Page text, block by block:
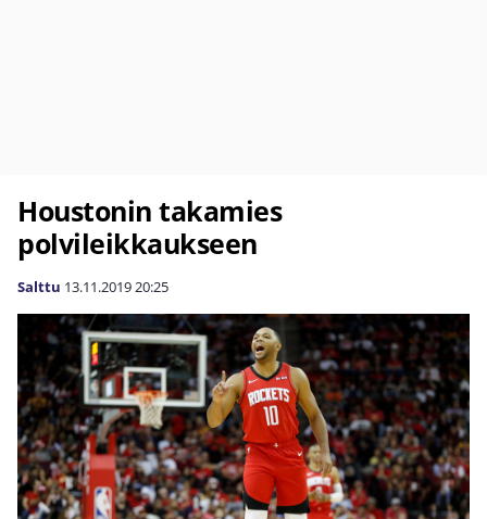
Houstonin takamies
polvileikkaukseen
Salttu 13.11.201920:25